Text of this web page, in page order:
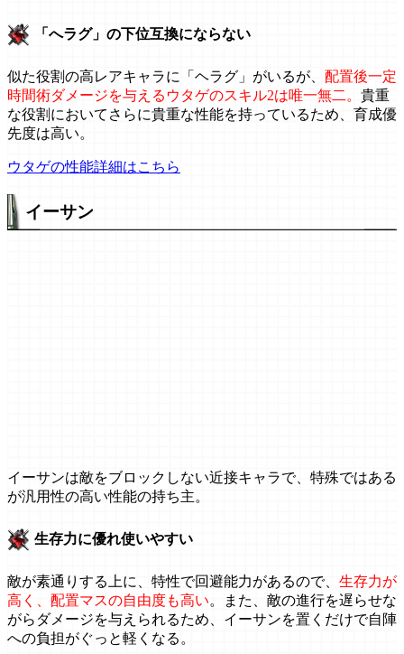
「へラグ」の下位互換にならない
似た役割の高レアキャラに「ヘラグ」がいるが、 配置後一定
時間術ダメージを与えるウタゲのスキル2は唯一無二。 貴重
な役割においてさらに貴重な性能を持っているため、育成優
先度は高い。
ウタゲの性能詳細はこちら
イーサン
イーサンは敵をブロックしない近接キャラで、特殊ではある
が汎用性の高い性能の持ち主。
生存力に優れ使いやすい
敵が素通りする上に、特性で回避能力があるので、 生存力が
高く、配置マスの自由度も高い。また、敵の進行を遅らせな
がらダメージを与えられるため、イーサンを置くだけで自陣
への負担がぐっと軽くなる。